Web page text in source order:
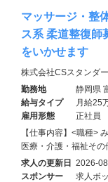
マッサージ・整
ス系 柔道整復師
をいかせます
株式会社CSスタンダ
勤務地
静岡県
給与タイプ
月給25
雇用形態
正社員
【仕事内容】<職種>
医療・介護・福祉その
求人の更新日 2026-
スポンサー
求人ボ